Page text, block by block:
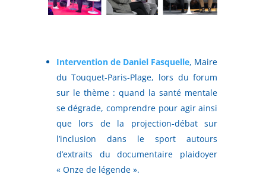
Intervention de Daniel Fasquelle, Maire
du Touquet-Paris-Plage, lors du forum
sur le thème : quand la santé mentale
se dégrade, comprendre pour agir ainsi
que lors de la projection-débat sur
l’inclusion dans le sport autours
d’extraits du documentaire plaidoyer
« Onze de légende ».